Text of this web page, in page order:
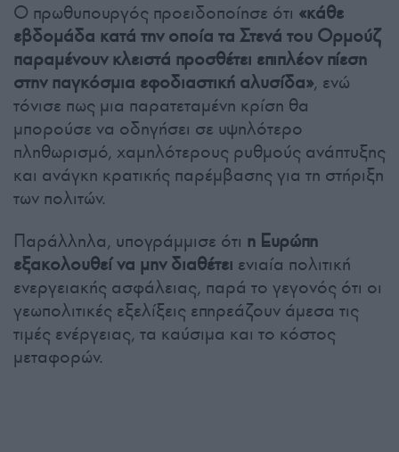
Ο πρωθυπουργός προειδοποίησε ότι «κάθε
εβδομάδα κατά την οποία τα Στενά του Ορμούζ
παραμένουν κλειστά προσθέτει επιπλέον πίεση
στην παγκόσμια εφοδιαστική αλυσίδα», ενώ
τόνισε πως μια παρατεταμένη κρίση θα
μπορούσε να οδηγήσει σε υψηλότερο
πληθωρισμό, χαμηλότερους ρυθμούς ανάπτυξης
και ανάγκη κρατικής παρέμβασης για τη στήριξη
των πολιτών.
Παράλληλα, υπογράμμισε ότι η Ευρώπη
εξακολουθεί να μην διαθέτει ενιαία πολιτική
ενεργειακής ασφάλειας, παρά το γεγονός ότι οι
γεωπολιτικές εξελίξεις επηρεάζουν άμεσα τις
τιμές ενέργειας, τα καύσιμα και το κόστος
μεταφορών.